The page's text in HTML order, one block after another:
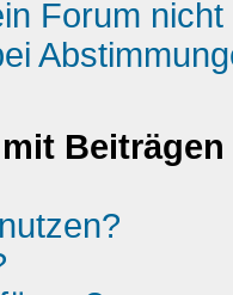
Forum